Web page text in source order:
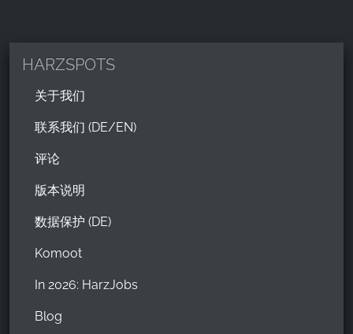
HARZSPOTS
关于我们
联系我们 (DE/EN)
评论
版本说明
数据保护 (DE)
Komoot
In 2026: HarzJobs
Blog